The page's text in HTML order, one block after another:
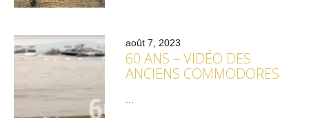
août 7, 2023
60 ANS – VIDÉO DES
ANCIENS COMMODORES